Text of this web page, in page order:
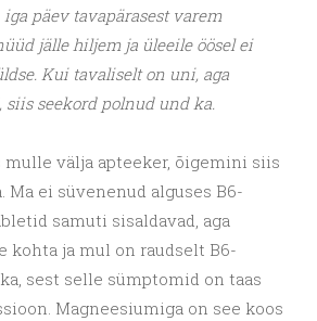
päev tavapärasest varem
jälle hiljem ja üleeile öösel ei
Kui tavaliselt on uni, aga
siis seekord polnud und ka.
välja apteeker, õigemini siis
Ma ei süvenenud alguses B6-
samuti sisaldavad, aga
kohta ja mul on raudselt B6-
sest selle sümptomid on taas
Magneesiumiga on see koos